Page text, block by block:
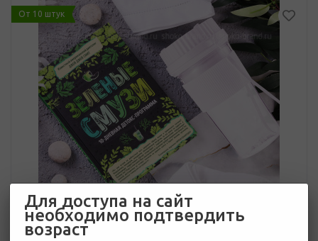
От 10 штук
Для доступа на сайт
необходимо подтвердить
возраст